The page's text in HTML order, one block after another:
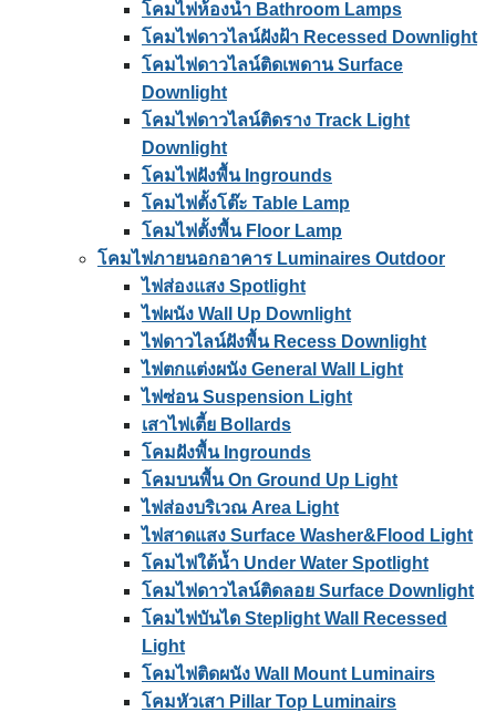
โคมไฟห้องน้ำ Bathroom Lamps
โคมไฟดาวไลน์ฝังฝ้า Recessed Downlight
โคมไฟดาวไลน์ติดเพดาน Surface
Downlight
โคมไฟดาวไลน์ติดราง Track Light
Downlight
โคมไฟฝังพื้น Ingrounds
โคมไฟตั้งโต๊ะ Table Lamp
โคมไฟตั้งพื้น Floor Lamp
โคมไฟภายนอกอาคาร Luminaires Outdoor
ไฟส่องแสง Spotlight
ไฟผนัง Wall Up Downlight
ไฟดาวไลน์ฝังพื้น Recess Downlight
ไฟตกแต่งผนัง General Wall Light
ไฟซ่อน Suspension Light
เสาไฟเตี้ย Bollards
โคมฝังพื้น Ingrounds
โคมบนพื้น On Ground Up Light
ไฟส่องบริเวณ Area Light
ไฟสาดแสง Surface Washer&Flood Light
โคมไฟใต้น้ำ Under Water Spotlight
โคมไฟดาวไลน์ติดลอย Surface Downlight
โคมไฟบันได Steplight Wall Recessed
Light
โคมไฟติดผนัง Wall Mount Luminairs
โคมหัวเสา Pillar Top Luminairs